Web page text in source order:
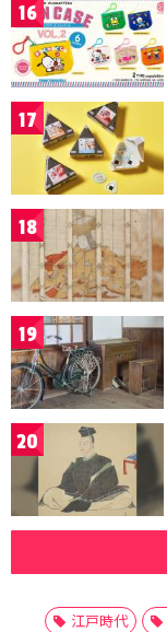
16
17
18
19
20
江戸時代